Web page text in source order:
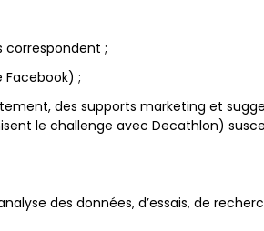
correspondent ;
;
des supports marketing et
le challenge avec Decathlon)
des données, d’essais, de